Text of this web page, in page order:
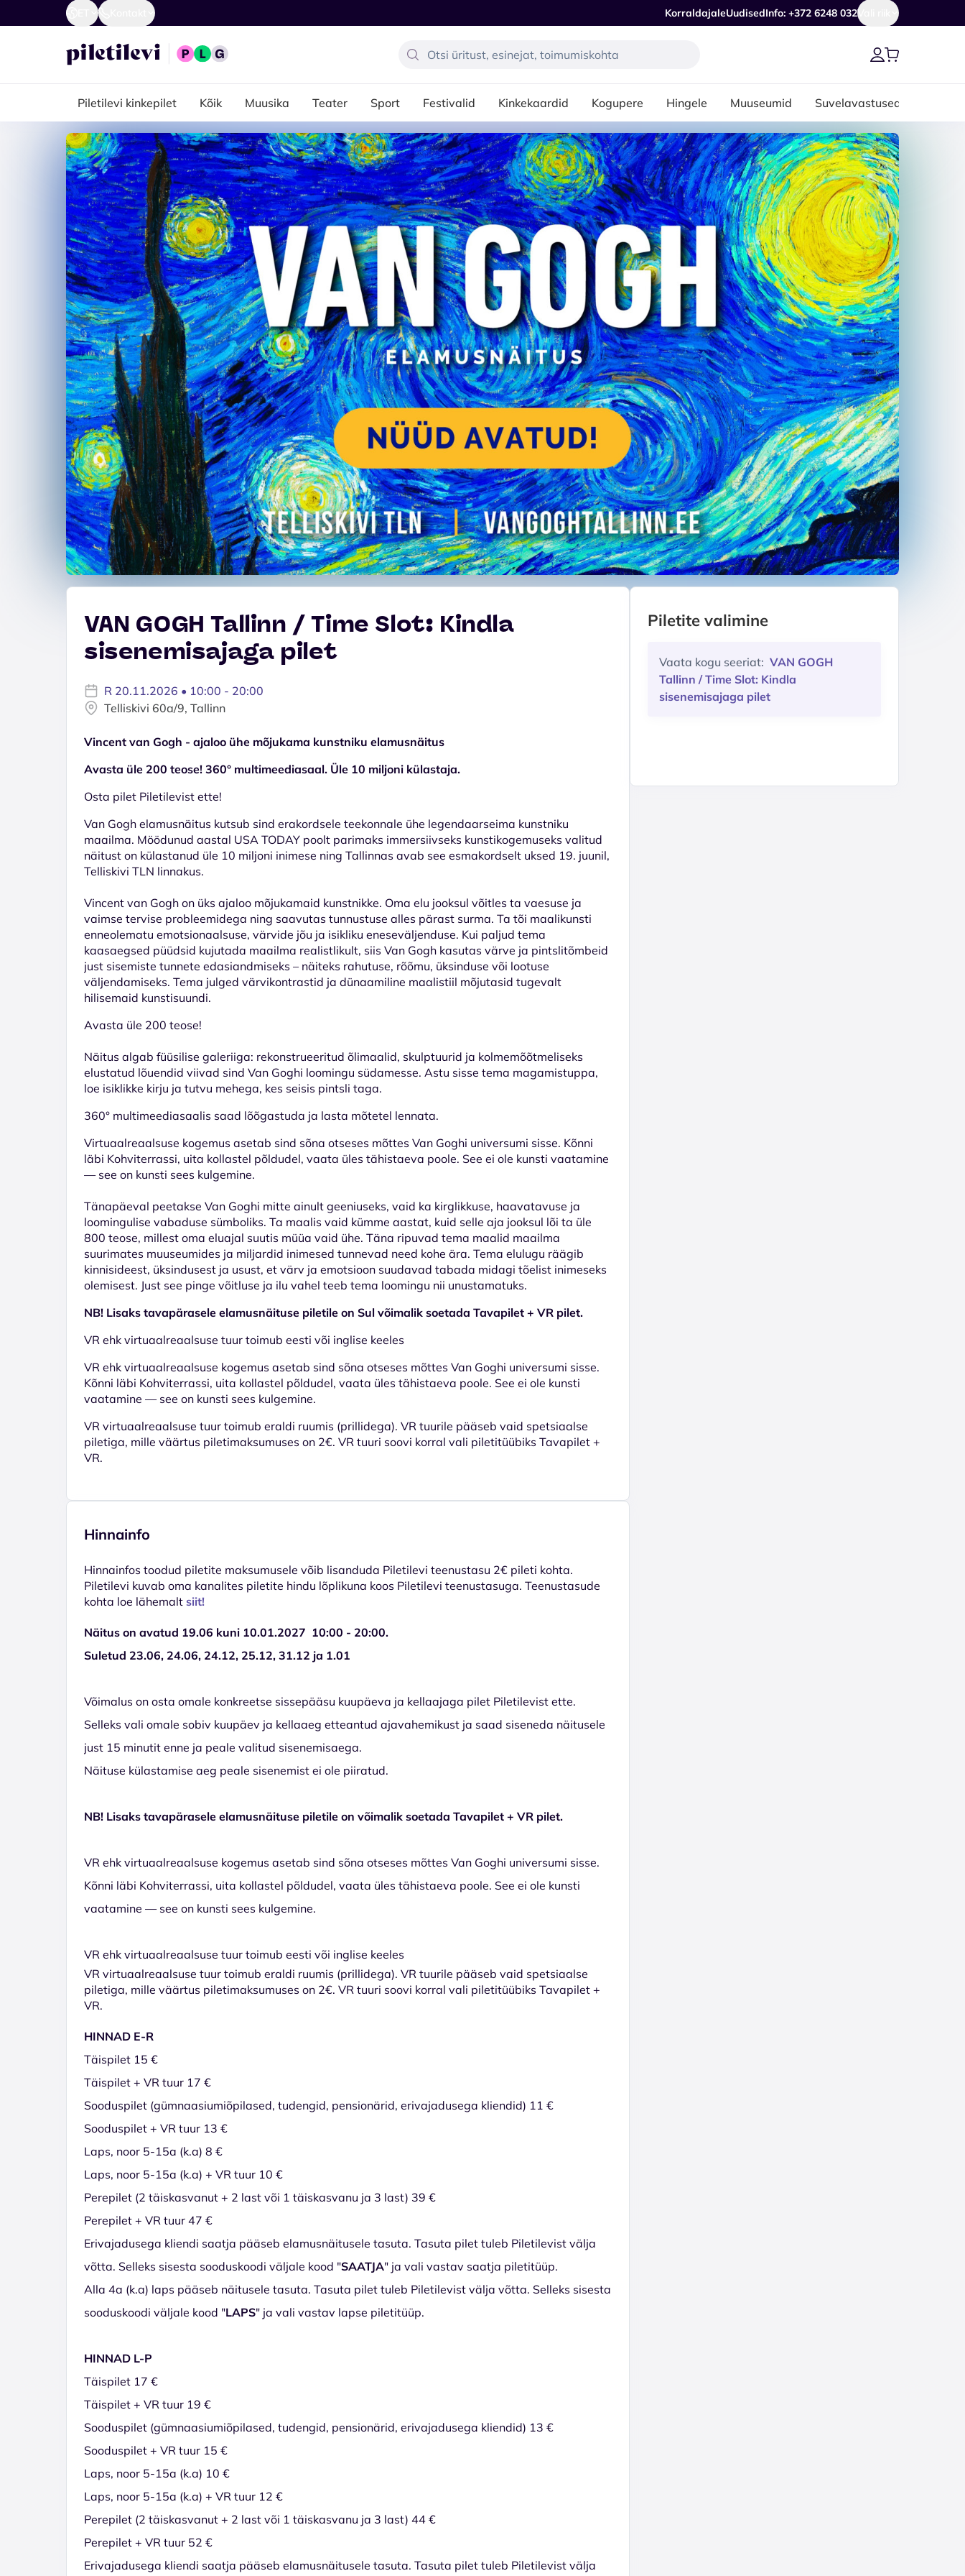
KorraldajaleUudisedInfo: +372 6248 032Vali riik
Piletilevi kinkepilet Kõik Muusika Teater Sport Festivalid Kinkekaardid Kogupere Hingele Muuseumid Suvelavastused
VAN GOGH Tallinn / Time Slot: Kindla
sisenemisajaga pilet
R 20.11.2026 • 10:00 - 20:00
Telliskivi 60a/9, Tallinn
Vincent van Gogh - ajaloo ühe mõjukama kunstniku elamusnäitus
Avasta üle 200 teose! 360° multimeediasaal. Üle 10 miljoni külastaja.
Osta pilet Piletilevist ette!
Van Gogh elamusnäitus kutsub sind erakordsele teekonnale ühe legendaarseima kunstniku
maailma. Möödunud aastal USA TODAY poolt parimaks immersiivseks kunstikogemuseks valitud
näitust on külastanud üle 10 miljoni inimese ning Tallinnas avab see esmakordselt uksed 19. juunil,
Telliskivi TLN linnakus.
Vincent van Gogh on üks ajaloo mõjukamaid kunstnikke. Oma elu jooksul võitles ta vaesuse ja
vaimse tervise probleemidega ning saavutas tunnustuse alles pärast surma. Ta tõi maalikunsti
enneolematu emotsionaalsuse, värvide jõu ja isikliku eneseväljenduse. Kui paljud tema
kaasaegsed püüdsid kujutada maailma realistlikult, siis Van Gogh kasutas värve ja pintslitõmbeid
just sisemiste tunnete edasiandmiseks – näiteks rahutuse, rõõmu, üksinduse või lootuse
väljendamiseks. Tema julged värvikontrastid ja dünaamiline maalistiil mõjutasid tugevalt
hilisemaid kunstisuundi.
Avasta üle 200 teose!
Näitus algab füüsilise galeriiga: rekonstrueeritud õlimaalid, skulptuurid ja kolmemõõtmeliseks
elustatud lõuendid viivad sind Van Goghi loomingu südamesse. Astu sisse tema magamistuppa,
loe isiklikke kirju ja tutvu mehega, kes seisis pintsli taga.
360° multimeediasaalis saad lõõgastuda ja lasta mõtetel lennata.
Virtuaalreaalsuse kogemus asetab sind sõna otseses mõttes Van Goghi universumi sisse. Kõnni
läbi Kohviterrassi, uita kollastel põldudel, vaata üles tähistaeva poole. See ei ole kunsti vaatamine
— see on kunsti sees kulgemine.
Tänapäeval peetakse Van Goghi mitte ainult geeniuseks, vaid ka kirglikkuse, haavatavuse ja
loomingulise vabaduse sümboliks. Ta maalis vaid kümme aastat, kuid selle aja jooksul lõi ta üle
800 teose, millest oma eluajal suutis müüa vaid ühe. Täna ripuvad tema maalid maailma
suurimates muuseumides ja miljardid inimesed tunnevad need kohe ära. Tema elulugu räägib
kinnisideest, üksindusest ja usust, et värv ja emotsioon suudavad tabada midagi tõelist inimeseks
olemisest. Just see pinge võitluse ja ilu vahel teeb tema loomingu nii unustamatuks.
NB! Lisaks tavapärasele elamusnäituse piletile on Sul võimalik soetada Tavapilet + VR pilet.
VR ehk virtuaalreaalsuse tuur toimub eesti või inglise keeles
VR ehk virtuaalreaalsuse kogemus asetab sind sõna otseses mõttes Van Goghi universumi sisse.
Kõnni läbi Kohviterrassi, uita kollastel põldudel, vaata üles tähistaeva poole. See ei ole kunsti
vaatamine — see on kunsti sees kulgemine.
VR virtuaalreaalsuse tuur toimub eraldi ruumis (prillidega). VR tuurile pääseb vaid spetsiaalse
piletiga, mille väärtus piletimaksumuses on 2€. VR tuuri soovi korral vali piletitüübiks Tavapilet +
VR.
Hinnainfo
Hinnainfos toodud piletite maksumusele võib lisanduda Piletilevi teenustasu 2€ pileti kohta.
Piletilevi kuvab oma kanalites piletite hindu lõplikuna koos Piletilevi teenustasuga. Teenustasude
kohta loe lähemalt siit!
Näitus on avatud 19.06 kuni 10.01.2027 10:00 - 20:00.
Suletud 23.06, 24.06, 24.12, 25.12, 31.12 ja 1.01
Võimalus on osta omale konkreetse sissepääsu kuupäeva ja kellaajaga pilet Piletilevist ette.
Selleks vali omale sobiv kuupäev ja kellaaeg etteantud ajavahemikust ja saad siseneda näitusele
just 15 minutit enne ja peale valitud sisenemisaega.
Näituse külastamise aeg peale sisenemist ei ole piiratud.
NB! Lisaks tavapärasele elamusnäituse piletile on võimalik soetada Tavapilet + VR pilet.
VR ehk virtuaalreaalsuse kogemus asetab sind sõna otseses mõttes Van Goghi universumi sisse.
Kõnni läbi Kohviterrassi, uita kollastel põldudel, vaata üles tähistaeva poole. See ei ole kunsti
vaatamine — see on kunsti sees kulgemine.
VR ehk virtuaalreaalsuse tuur toimub eesti või inglise keeles
VR virtuaalreaalsuse tuur toimub eraldi ruumis (prillidega). VR tuurile pääseb vaid spetsiaalse
piletiga, mille väärtus piletimaksumuses on 2€. VR tuuri soovi korral vali piletitüübiks Tavapilet +
VR.
HINNAD E-R
Täispilet 15 €
Täispilet + VR tuur 17 €
Sooduspilet (gümnaasiumiõpilased, tudengid, pensionärid, erivajadusega kliendid) 11 €
Sooduspilet + VR tuur 13 €
Laps, noor 5-15a (k.a) 8 €
Laps, noor 5-15a (k.a) + VR tuur 10 €
Perepilet (2 täiskasvanut + 2 last või 1 täiskasvanu ja 3 last) 39 €
Perepilet + VR tuur 47 €
Erivajadusega kliendi saatja pääseb elamusnäitusele tasuta. Tasuta pilet tuleb Piletilevist välja
võtta. Selleks sisesta sooduskoodi väljale kood "SAATJA" ja vali vastav saatja piletitüüp.
Alla 4a (k.a) laps pääseb näitusele tasuta. Tasuta pilet tuleb Piletilevist välja võtta. Selleks sisesta
sooduskoodi väljale kood "LAPS" ja vali vastav lapse piletitüüp.
HINNAD L-P
Täispilet 17 €
Täispilet + VR tuur 19 €
Sooduspilet (gümnaasiumiõpilased, tudengid, pensionärid, erivajadusega kliendid) 13 €
Sooduspilet + VR tuur 15 €
Laps, noor 5-15a (k.a) 10 €
Laps, noor 5-15a (k.a) + VR tuur 12 €
Perepilet (2 täiskasvanut + 2 last või 1 täiskasvanu ja 3 last) 44 €
Perepilet + VR tuur 52 €
Erivajadusega kliendi saatja pääseb elamusnäitusele tasuta. Tasuta pilet tuleb Piletilevist välja
Piletite valimine
Vaata kogu seeriat: VAN GOGH
Tallinn / Time Slot: Kindla
sisenemisajaga pilet